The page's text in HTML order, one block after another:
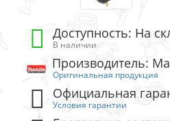
Доступность: На
В наличии
Производитель:
Оригинальная продукция
Официальная
Условия гарантии